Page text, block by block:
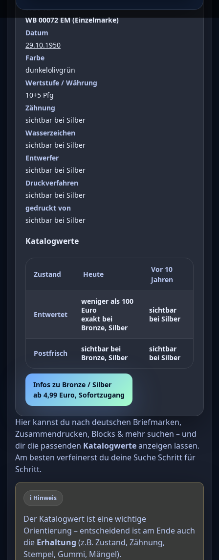
WBV-Nr.
WB 00072 EM (Einzelmarke)
Datum
29.10.1950
Farbe
dunkelolivgrün
Wertstufe / Währung
10+5 Pfg
Zähnung
sichtbar bei Silber
Wasserzeichen
sichtbar bei Silber
Entwerfer
sichtbar bei Silber
Druckverfahren
sichtbar bei Silber
gedruckt von
sichtbar bei Silber
Katalogwerte
Zustand Heute
Vor 10
Jahren
Entwertet
weniger als 100
Euro
exakt bei
Bronze, Silber
sichtbar
bei Silber
Postfrisch
sichtbar bei
Bronze, Silber
sichtbar
bei Silber
Infos zu Bronze / Silber
ab 4,99 Euro, Sofortzugang
Hier kannst du nach deutschen Briefmarken,
Zusammendrucken, Blocks & mehr suchen – und
dir die passenden Katalogwerteanzeigen lassen.
Am besten verfeinerst du deine Suche Schritt für
Schritt.
ℹ️ Hinweis
Der Katalogwert ist eine wichtige
Orientierung – entscheidend ist am Ende auch
die Erhaltung (z.B. Zustand, Zähnung,
Stempel, Gummi, Mängel).